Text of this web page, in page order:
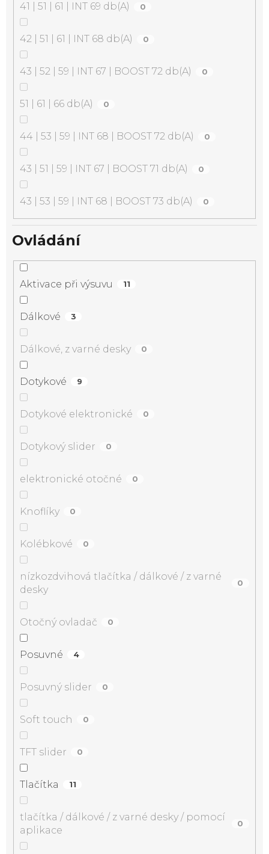
41 | 51 | 61 | INT 69 db(A) 0
42 | 51 | 61 | INT 68 db(A) 0
43 | 52 | 59 | INT 67 | BOOST 72 db(A) 0
51 | 61 | 66 db(A) 0
44 | 53 | 59 | INT 68 | BOOST 72 db(A) 0
43 | 51 | 59 | INT 67 | BOOST 71 db(A) 0
43 | 53 | 59 | INT 68 | BOOST 73 db(A) 0
Ovládání
Aktivace při výsuvu 11
Dálkové 3
Dálkové, z varné desky 0
Dotykové 9
Dotykové elektronické 0
Dotykový slider 0
elektronické otočné 0
Knoflíky 0
Kolébkové 0
nízkozdvihová tlačítka / dálkové / z varné
desky
0
Otočný ovladač 0
Posuvné 4
Posuvný slider 0
Soft touch 0
TFT slider 0
Tlačítka 11
tlačítka / dálkové / z varné desky / pomocí
aplikace
0